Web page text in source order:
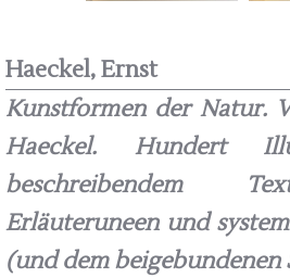
Haeckel, Ernst
Kunstformen der Natur.
Haeckel. Hundert
beschreibendem
Erläuteruneen und
(und dem beigebundenen